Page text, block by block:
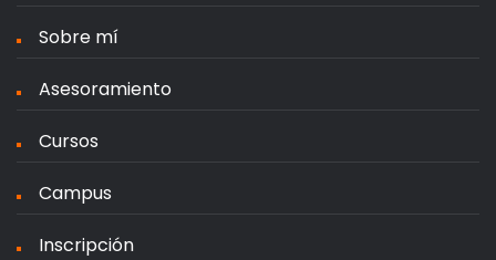
Sobre mí
Asesoramiento
Cursos
Campus
Inscripción